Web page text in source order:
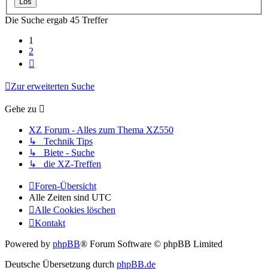
Die Suche ergab 45 Treffer
1
2
Zur erweiterten Suche
Gehe zu
XZ Forum - Alles zum Thema XZ550
↳ Technik Tips
↳ Biete - Suche
↳ die XZ-Treffen
Foren-Übersicht
Alle Zeiten sind UTC
Alle Cookies löschen
Kontakt
Powered by phpBB® Forum Software © phpBB Limited
Deutsche Übersetzung durch phpBB.de